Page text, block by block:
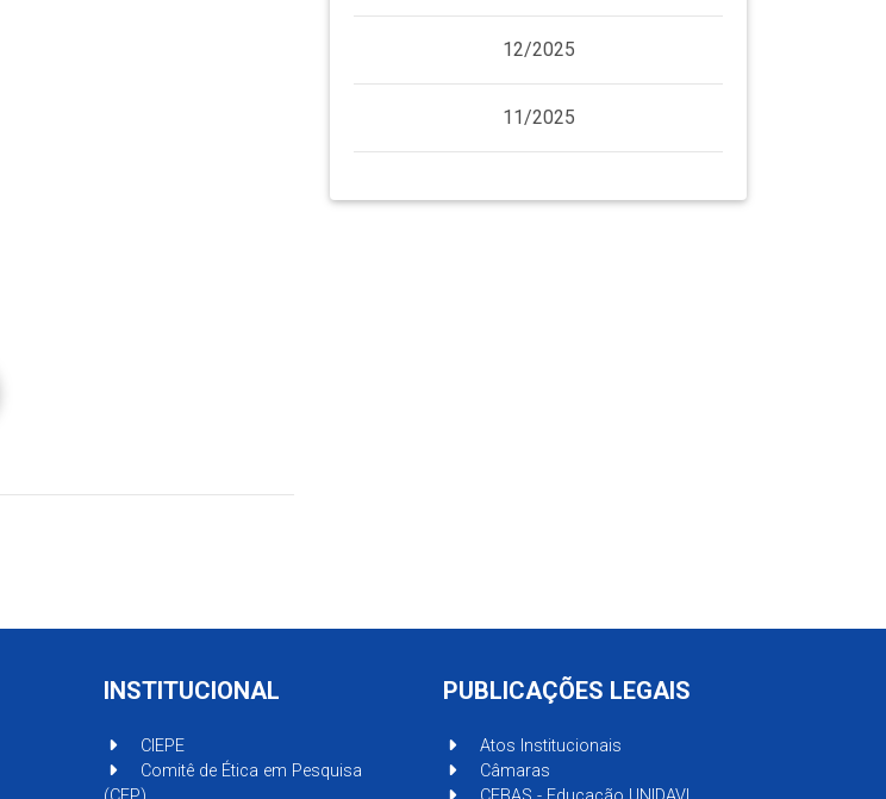
12/2025
11/2025
INSTITUCIONAL
CIEPE
Comitê de Ética em Pesquisa
PUBLICAÇÕES LEGAIS
Atos Institucionais
Câmaras